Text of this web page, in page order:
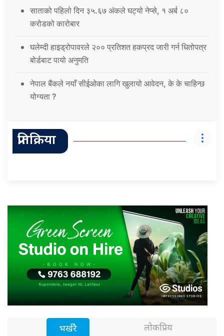
साताको पहिलो दिन ३५.६७ अंकले घट्यो नेप्से, १ अर्ब ८०
करोडको कारोबार
घलेम्दी हाइड्रोपावरले २०० प्रतिशत हकप्रद जारी गर्न धितोपत्र
बोर्डबाट पायो अनुमति
नेपाल बैंकले नयाँ सीईओका लागि खुलायो आवेदन, के के चाहिन्छ
योग्यता ?
प्रतिक्रिया
भर्खरै लोकप्रिय